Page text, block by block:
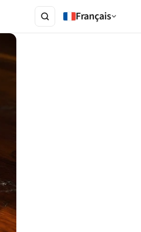
Français